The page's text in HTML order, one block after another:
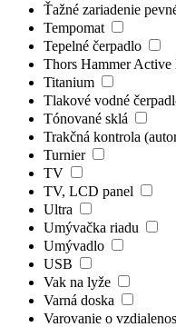
Ťažné zariadenie
Tempomat
Tepelné čerpadlo
Thors Hammer Active
Titanium
Tlakové vodné
Tónované sklá
Trakčná kontrola
Turnier
TV
TV, LCD panel
Ultra
Umývačka riadu
Umývadlo
USB
Vak na lyže
Varná doska
Varovanie o